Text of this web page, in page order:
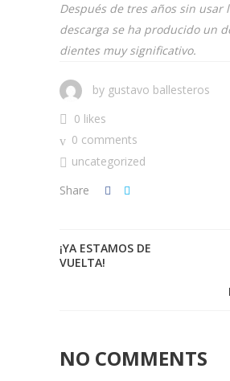
Después de tres años sin usar
descarga se ha producido un
dientes muy significativo.
by gustavo ballesteros
0 likes
0 comments
uncategorized
Share
¡YA ESTAMOS DE
VUELTA!
NO COMMENTS